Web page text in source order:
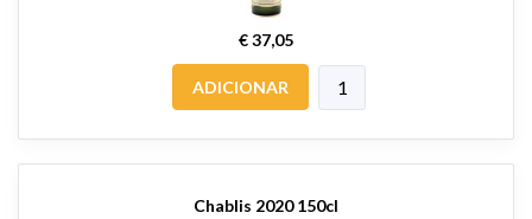
€ 37,05
ADICIONAR
Chablis 2020 150cl